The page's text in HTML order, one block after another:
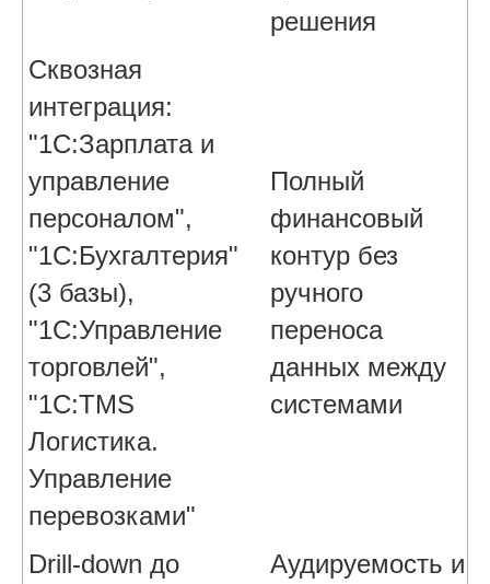
решения
Сквозная
интеграция:
"1С:Зарплата и
управление
персоналом",
"1С:Бухгалтерия"
(3 базы),
"1С:Управление
торговлей",
"1С:TMS
Логистика.
Управление
перевозками"
Полный
финансовый
контур без
ручного
переноса
данных между
системами
Drill-down до
Аудируемость и